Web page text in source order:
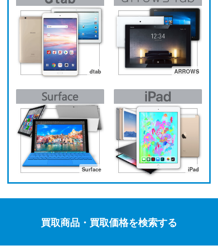
dtab ARROWS
Surface iPad
買取商品・買取価格を検索する